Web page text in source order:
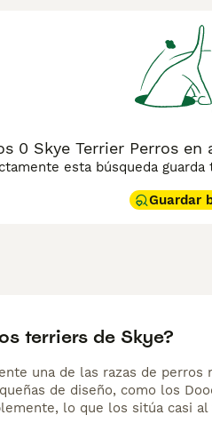
0 Skye Terrier Perros
esta búsqueda
Guardar
terriers de Skye?
una de las razas de perros
de diseño, como los
lo que los sitúa casi